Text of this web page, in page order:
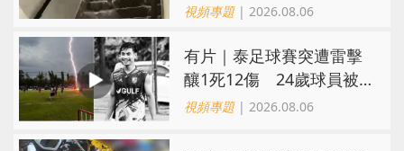
視頻專題| 2026.08.06
有片｜泰足球賽突遭雷擊
釀1死12傷 24歲球員被
閃電劈中亡
視頻專題| 2026.08.06